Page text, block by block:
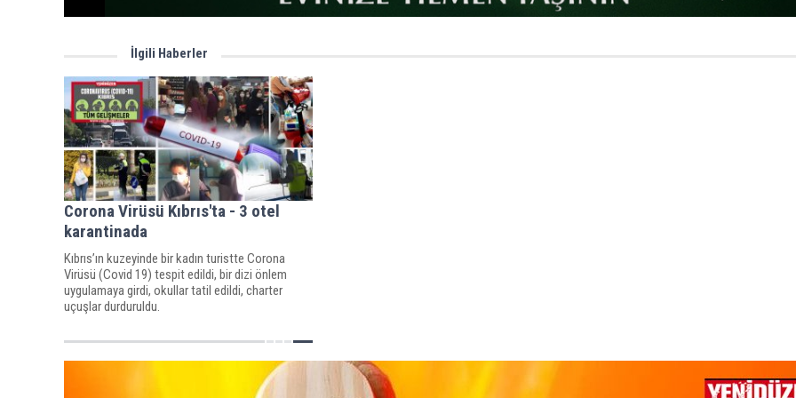
İlgili Haberler
Corona Virüsü Kıbrıs'ta - 3 otel
karantinada
Kıbrıs’ın kuzeyinde bir kadın turistte Corona
Virüsü (Covid 19) tespit edildi, bir dizi önlem
uygulamaya girdi, okullar tatil edildi, charter
uçuşlar durduruldu.